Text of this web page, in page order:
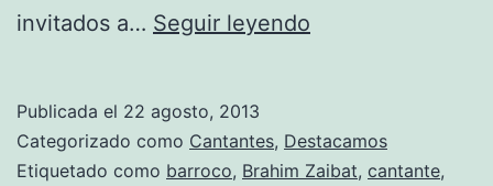
invitados a… Seguir leyendo
de
Madonna
Publicada el 22 agosto, 2013
Categorizado como Cantantes, Destacamos
Etiquetado como barroco, Brahim Zaibat, cantante,